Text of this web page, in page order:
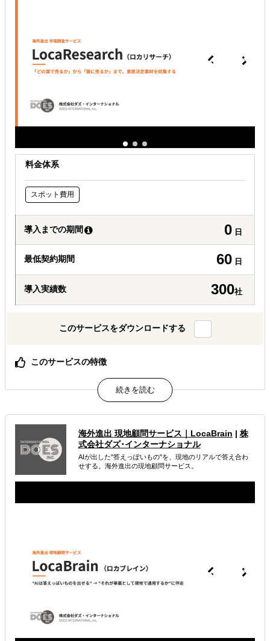
料金体系
スポット費用
導入までの期間 0 日
最低契約期間 60 日
導入実績数 300社
このサービスをダウンロードする
このサービスの特徴
何のために何を調べるか、調査設計から一緒に定義しま
す。
30万円から3段階。必要な分だけを、必要なときに。
AIでは辿り着けない、現地スタッフと有識者の一次情報。
属するジャンル
海外進出総合支援 海外進出戦略・事業計画立案
自社事業に最適な進出形態を知りたい
海外進出 現地顧問サービス｜LocaBrain | 株
式会社ダズ･インターナショナル
AIが出した"答えっぽいもの"を、現地のリアルで答え合わ
せする。海外進出の現地顧問サービス。